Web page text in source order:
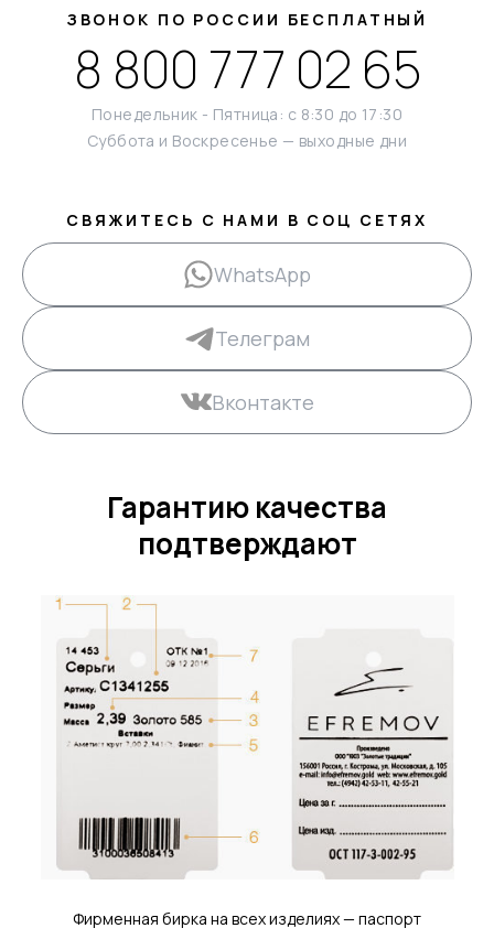
ЗВОНОК ПО РОССИИ БЕСПЛАТНЫЙ
8 800 777 02 65
Понедельник - Пятница: с 8:30 до 17:30
Суббота и Воскресенье — выходные дни
СВЯЖИТЕСЬ С НАМИ В СОЦ СЕТЯХ
WhatsApp
Телеграм
Вконтакте
Гарантию качества
подтверждают
Фирменная бирка на всех изделиях — паспорт